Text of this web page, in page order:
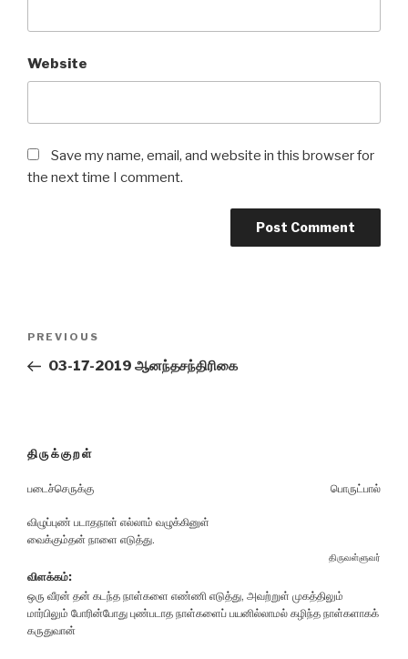
Website
Save my name, email, and website in this browser for
the next time I comment.
Previous
Post
PREVIOUS
03-17-2019 ஆனந்தசந்திரிகை
திருக்குறள்
படைச்செருக்கு பொருட்பால்
விழுப்புண் படாதநாள் எல்லாம் வழுக்கினுள்
வைக்கும்தன் நாளை எடுத்து.
திருவள்ளுவர்
விளக்கம்:
ஒரு வீரன் தன் கடந்த நாள்களை எண்ணி எடுத்து, அவற்றுள் முகத்திலும்
மார்பிலும் போரின்போது புண்படாத நாள்களைப் பயனில்லாமல் கழிந்த நாள்களாகக்
கருதுவான்